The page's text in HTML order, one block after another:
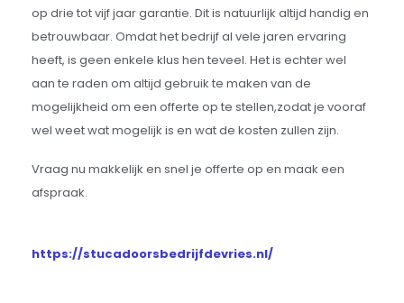
op drie tot vijf jaar garantie. Dit is natuurlijk altijd handig en
betrouwbaar. Omdat het bedrijf al vele jaren ervaring
heeft, is geen enkele klus hen teveel. Het is echter wel
aan te raden om altijd gebruik te maken van de
mogelijkheid om een offerte op te stellen,zodat je vooraf
wel weet wat mogelijk is en wat de kosten zullen zijn.
Vraag nu makkelijk en snel je offerte op en maak een
afspraak.
https://stucadoorsbedrijfdevries.nl/